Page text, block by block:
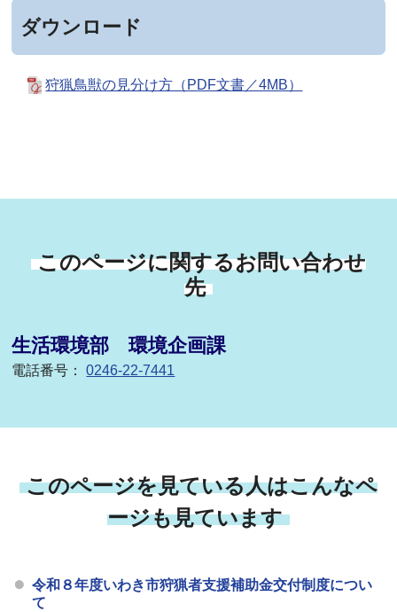
ダウンロード
狩猟鳥獣の見分け方（PDF文書／4MB）
このページに関するお問い合わせ
先
生活環境部 環境企画課
電話番号：0246-22-7441
このページを見ている人はこんなペ
ージも見ています
令和８年度いわき市狩猟者支援補助金交付制度につい
て